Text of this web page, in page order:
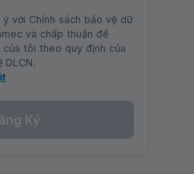
với Chính sách bảo vệ dữ
và chấp thuận để
của tôi theo quy định của
DLCN.
Ký